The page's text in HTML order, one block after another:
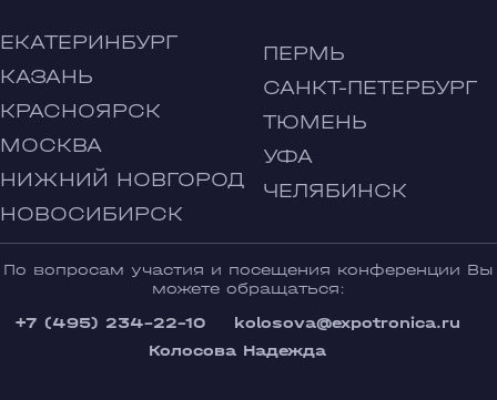
ЕКАТЕРИНБУРГ
КАЗАНЬ
КРАСНОЯРСК
МОСКВА
НИЖНИЙ НОВГОРОД
НОВОСИБИРСК
ПЕРМЬ
САНКТ-ПЕТЕРБУРГ
ТЮМЕНЬ
УФА
ЧЕЛЯБИНСК
По вопросам участия и посещения конференции Вы
можете обращаться:
+7 (495) 234-22-10
kolosova@expotronica.ru
Колосова Надежда